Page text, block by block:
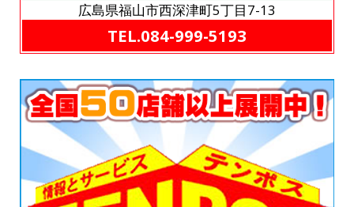
広島県福山市西深津町5丁目7-13
TEL.084-999-5193